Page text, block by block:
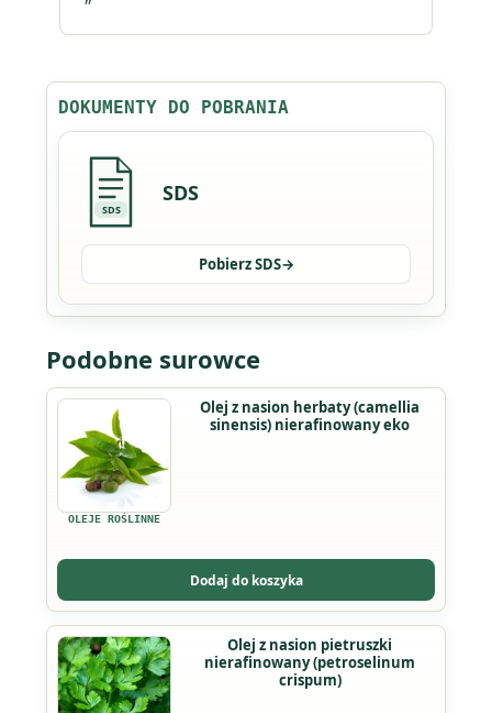
DOKUMENTY DO POBRANIA
SDS
SDS
Pobierz SDS→
Podobne surowce
OLEJE ROŚLINNE
Olej z nasion herbaty (camellia
sinensis) nierafinowany eko
Dodaj do koszyka
Ten
produkt
wiele
wariantów.
można
wybrać
na
stronie
produktu
Olej z nasion pietruszki
nierafinowany (petroselinum
crispum)
Ten
produkt
ma